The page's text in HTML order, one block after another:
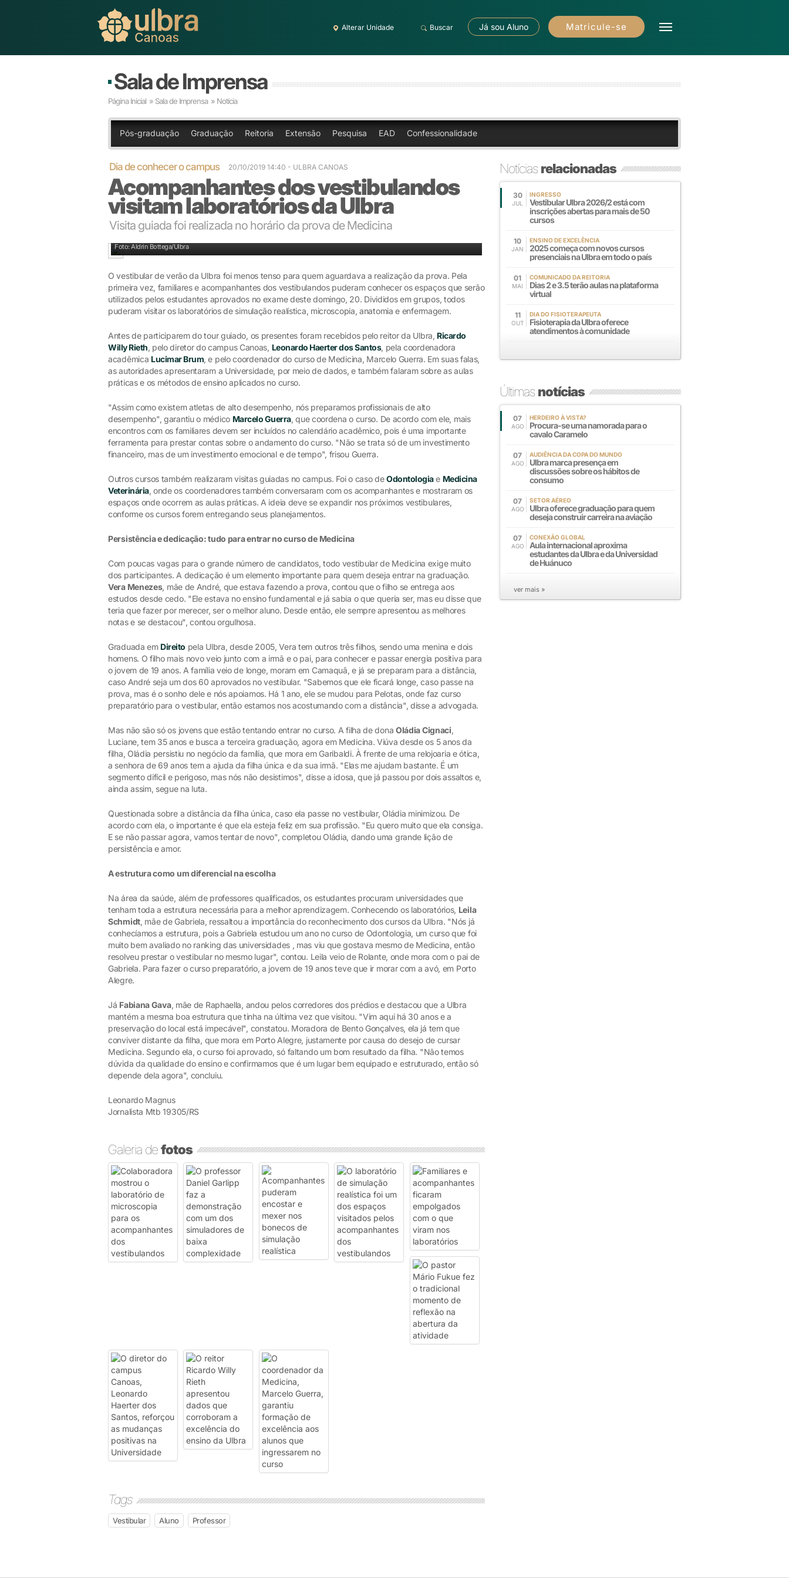
Alterar Unidade Buscar Já sou Aluno Matricule-se
Sala de Imprensa
Página Inicial » Sala de Imprensa » Notícia
Pós-graduação Graduação Reitoria Extensão Pesquisa EAD Confessionalidade
Dia de conhecer o campus 20/10/2019 14:40 - ULBRA CANOAS
Acompanhantes dos vestibulandos
visitam laboratórios da Ulbra
Visita guiada foi realizada no horário da prova de Medicina
Foto: Aldrin Bottega/Ulbra
O vestibular de verão da Ulbra foi menos tenso para quem aguardava a realização da prova. Pela
primeira vez, familiares e acompanhantes dos vestibulandos puderam conhecer os espaços que serão
utilizados pelos estudantes aprovados no exame deste domingo, 20. Divididos em grupos, todos
puderam visitar os laboratórios de simulação realística, microscopia, anatomia e enfermagem.
Antes de participarem do tour guiado, os presentes foram recebidos pelo reitor da Ulbra, Ricardo
Willy Rieth, pelo diretor do campus Canoas, Leonardo Haerter dos Santos, pela coordenadora
acadêmica Lucimar Brum, e pelo coordenador do curso de Medicina, Marcelo Guerra. Em suas falas,
as autoridades apresentaram a Universidade, por meio de dados, e também falaram sobre as aulas
práticas e os métodos de ensino aplicados no curso.
"Assim como existem atletas de alto desempenho, nós preparamos profissionais de alto
desempenho", garantiu o médico Marcelo Guerra, que coordena o curso. De acordo com ele, mais
encontros com os familiares devem ser incluídos no calendário acadêmico, pois é uma importante
ferramenta para prestar contas sobre o andamento do curso. "Não se trata só de um investimento
financeiro, mas de um investimento emocional e de tempo", frisou Guerra.
Outros cursos também realizaram visitas guiadas no campus. Foi o caso deOdontologiae Medicina
Veterinária, onde os coordenadores também conversaram com os acompanhantes e mostraram os
espaços onde ocorrem as aulas práticas. A ideia deve se expandir nos próximos vestibulares,
conforme os cursos forem entregando seus planejamentos.
Persistência e dedicação: tudo para entrar no curso de Medicina
Com poucas vagas para o grande número de candidatos, todo vestibular de Medicina exige muito
dos participantes. A dedicação é um elemento importante para quem deseja entrar na graduação.
Vera Menezes, mãe de André, que estava fazendo a prova, contou que o filho se entrega aos
estudos desde cedo. "Ele estava no ensino fundamental e já sabia o que queria ser, mas eu disse que
teria que fazer por merecer, ser o melhor aluno. Desde então, ele sempre apresentou as melhores
notas e se destacou", contou orgulhosa.
Graduada em Direito pela Ulbra, desde 2005, Vera tem outros três filhos, sendo uma menina e dois
homens. O filho mais novo veio junto com a irmã e o pai, para conhecer e passar energia positiva para
o jovem de 19 anos. A família veio de longe, moram em Camaquã, e já se preparam para a distância,
caso André seja um dos 60 aprovados no vestibular. "Sabemos que ele ficará longe, caso passe na
prova, mas é o sonho dele e nós apoiamos. Há 1 ano, ele se mudou para Pelotas, onde faz curso
preparatório para o vestibular, então estamos nos acostumando com a distância", disse a advogada.
Mas não são só os jovens que estão tentando entrar no curso. A filha de dona Oládia Cignaci,
Luciane, tem 35 anos e busca a terceira graduação, agora em Medicina. Viúva desde os 5 anos da
filha, Oládia persistiu no negócio da família, que mora em Garibaldi. À frente de uma relojoaria e ótica,
a senhora de 69 anos tem a ajuda da filha única e da sua irmã. "Elas me ajudam bastante. É um
segmento difícil e perigoso, mas nós não desistimos", disse a idosa, que já passou por dois assaltos e,
ainda assim, segue na luta.
Questionada sobre a distância da filha única, caso ela passe no vestibular, Oládia minimizou. De
acordo com ela, o importante é que ela esteja feliz em sua profissão. "Eu quero muito que ela consiga.
E se não passar agora, vamos tentar de novo", completou Oládia, dando uma grande lição de
persistência e amor.
A estrutura como um diferencial na escolha
Na área da saúde, além de professores qualificados, os estudantes procuram universidades que
tenham toda a estrutura necessária para a melhor aprendizagem. Conhecendo os laboratórios, Leila
Schmidt, mãe de Gabriela, ressaltou a importância do reconhecimento dos cursos da Ulbra. "Nós já
conhecíamos a estrutura, pois a Gabriela estudou um ano no curso de Odontologia, um curso que foi
muito bem avaliado no ranking das universidades , mas viu que gostava mesmo de Medicina, então
resolveu prestar o vestibular no mesmo lugar", contou. Leila veio de Rolante, onde mora com o pai de
Gabriela. Para fazer o curso preparatório, a jovem de 19 anos teve que ir morar com a avó, em Porto
Alegre.
Já Fabiana Gava, mãe de Raphaella, andou pelos corredores dos prédios e destacou que a Ulbra
mantém a mesma boa estrutura que tinha na última vez que visitou. "Vim aqui há 30 anos e a
preservação do local está impecável", constatou. Moradora de Bento Gonçalves, ela já tem que
conviver distante da filha, que mora em Porto Alegre, justamente por causa do desejo de cursar
Medicina. Segundo ela, o curso foi aprovado, só faltando um bom resultado da filha. "Não temos
dúvida da qualidade do ensino e confirmamos que é um lugar bem equipado e estruturado, então só
depende dela agora", concluiu.
Leonardo Magnus
Jornalista Mtb 19305/RS
Galeria defotos
Tags
Vestibular Aluno Professor
Notíciasrelacionadas
30
JUL
INGRESSO
Vestibular Ulbra 2026/2 está com
inscrições abertas para mais de 50
cursos
10
JAN
ENSINO DE EXCELÊNCIA
2025 começa com novos cursos
presenciais na Ulbra em todo o país
01
MAI
COMUNICADO DA REITORIA
Dias 2 e 3.5 terão aulas na plataforma
virtual
11
OUT
DIA DO FISIOTERAPEUTA
Fisioterapia da Ulbra oferece
atendimentos à comunidade
Últimasnotícias
07
AGO
HERDEIRO À VISTA?
Procura-se uma namorada para o
cavalo Caramelo
07
AGO
AUDIÊNCIA DA COPA DO MUNDO
Ulbra marca presença em
discussões sobre os hábitos de
consumo
07
AGO
SETOR AÉREO
Ulbra oferece graduação para quem
deseja construir carreira na aviação
07
AGO
CONEXÃO GLOBAL
Aula internacional aproxima
estudantes da Ulbra e da Universidad
de Huánuco
ver mais »